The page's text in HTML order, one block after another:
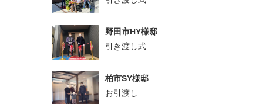
野田市HY様邸
引き渡し式
柏市SY様邸
お引渡し